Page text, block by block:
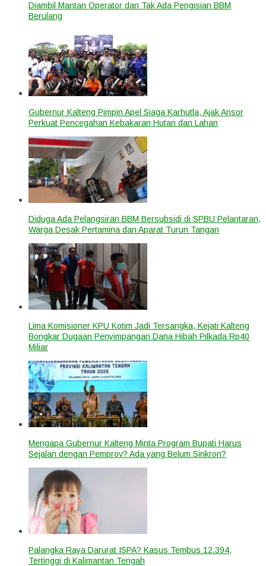
Diambil Mantan Operator dan Tak Ada Pengisian BBM
Berulang
Gubernur Kalteng Pimpin Apel Siaga Karhutla, Ajak Ansor
Perkuat Pencegahan Kebakaran Hutan dan Lahan
Diduga Ada Pelangsiran BBM Bersubsidi di SPBU Pelantaran,
Warga Desak Pertamina dan Aparat Turun Tangan
Lima Komisioner KPU Kotim Jadi Tersangka, Kejati Kalteng
Bongkar Dugaan Penyimpangan Dana Hibah Pilkada Rp40
Miliar
Mengapa Gubernur Kalteng Minta Program Bupati Harus
Sejalan dengan Pemprov? Ada yang Belum Sinkron?
Palangka Raya Darurat ISPA? Kasus Tembus 12.394,
Tertinggi di Kalimantan Tengah